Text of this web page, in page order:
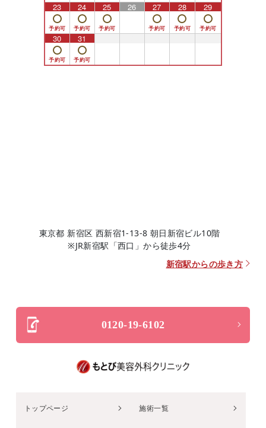
23 24 25 26 27 28 29
30 31
東京都 新宿区 西新宿1-13-8 朝日新宿ビル10階
※JR新宿駅「西口」から徒歩4分
新宿駅からの歩き方
0120-19-6102
トップページ 施術一覧